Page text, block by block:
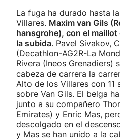
La fuga ha durado hasta
Villares. Maxim van Gils
hansgrohe), con el
la subida. Pavel Sivakov,
(Decathlon-AG2R-La
Rivera (Ineos Grenadiers)
cabeza de carrera la
Alto de los Villares con 11
sobre Van Gils. El belga
junto a su compañero
Emirates) y Enric Mas,
descolgado en el
y Mas se han unido a la